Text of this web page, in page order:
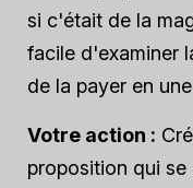
si c'était de la
facile d'examiner
de la payer en
Votre action :
proposition qui